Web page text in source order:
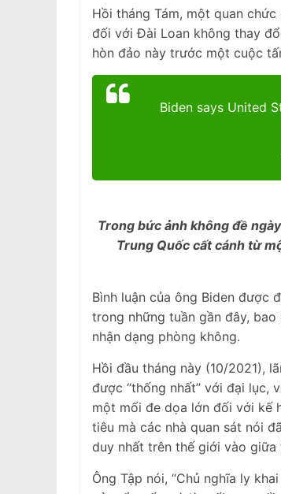
Hồi tháng Tám, một quan
đối với Đài Loan không thay
hòn đảo này trước một cuộc
Biden says United
Trong bức ảnh không đề
Trung Quốc cất cánh từ
Bình luận của ông Biden được
trong những tuần gần đây,
nhận dạng phòng không.
Hồi đầu tháng này (10/2021),
được “thống nhất” với đại lục,
một mối đe dọa lớn đối với kế
tiêu mà các nhà quan sát nói
duy nhất trên thế giới vào giữa
Ông Tập nói, “Chủ nghĩa ly